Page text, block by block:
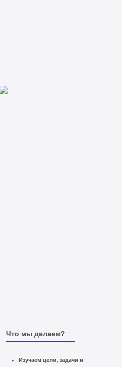
Что мы делаем?
Изучаем цели, задачи и